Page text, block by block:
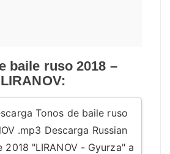
baile ruso 2018 –
LIRANOV:
Tonos de baile ruso
.mp3 Descarga Russian
"LIRANOV - Gyurza" a